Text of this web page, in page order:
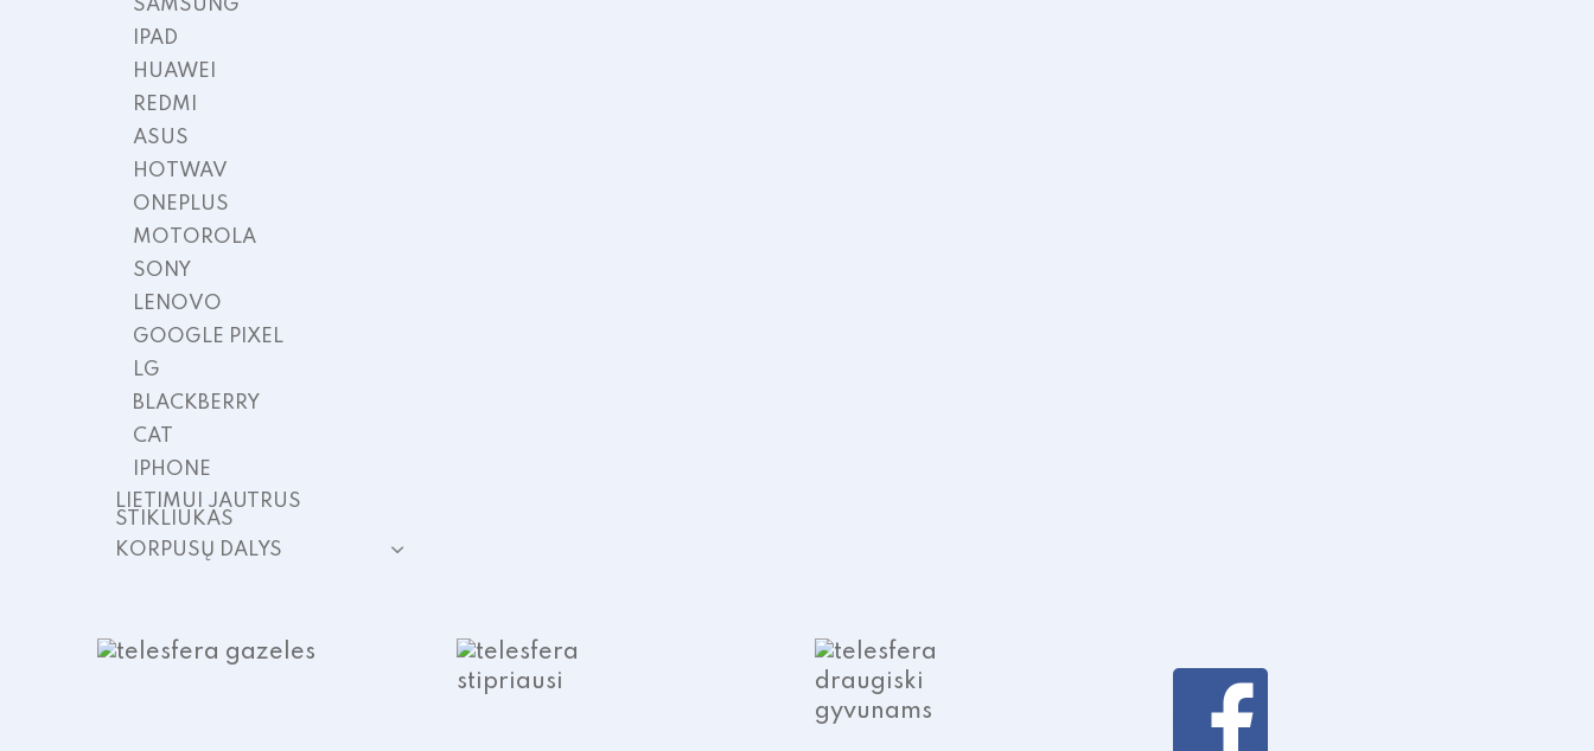
SAMSUNG
IPAD
HUAWEI
REDMI
ASUS
HOTWAV
ONEPLUS
MOTOROLA
SONY
LENOVO
GOOGLE PIXEL
LG
BLACKBERRY
CAT
IPHONE
LIETIMUI JAUTRUS
STIKLIUKAS
KORPUSŲ DALYS